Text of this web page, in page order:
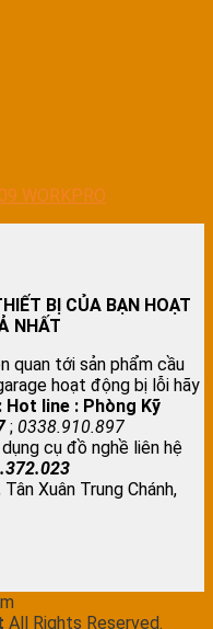
WORKPRO
BỊ CỦA BẠN HOẠT
NHẤT
quan tới sản phẩm cầu
hoạt động bị lỗi hãy
Hot line : Phòng Kỹ
; 0338.910.897
cụ đồ nghề liên hệ
Xuân Trung Chánh,
All Rights Reserved.